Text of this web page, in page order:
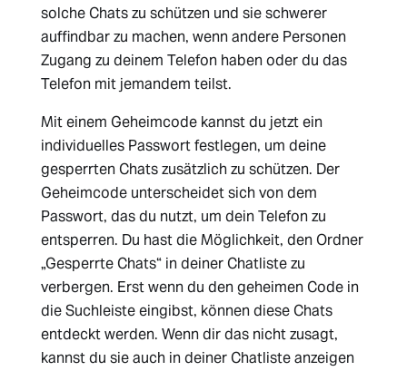
solche Chats zu schützen und sie schwerer
auffindbar zu machen, wenn andere Personen
Zugang zu deinem Telefon haben oder du das
Telefon mit jemandem teilst.
Mit einem Geheimcode kannst du jetzt ein
individuelles Passwort festlegen, um deine
gesperrten Chats zusätzlich zu schützen. Der
Geheimcode unterscheidet sich von dem
Passwort, das du nutzt, um dein Telefon zu
entsperren. Du hast die Möglichkeit, den Ordner
„Gesperrte Chats“ in deiner Chatliste zu
verbergen. Erst wenn du den geheimen Code in
die Suchleiste eingibst, können diese Chats
entdeckt werden. Wenn dir das nicht zusagt,
kannst du sie auch in deiner Chatliste anzeigen